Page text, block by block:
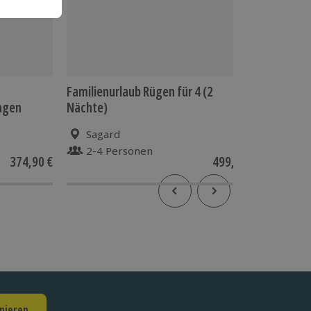
374,90 €
Familienurlaub Rügen für 4 (2
Nächte)
Sagard
2-4 Personen
499,90 €